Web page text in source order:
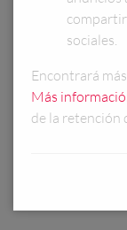
sociales.
Encontrará
Más
de la retención